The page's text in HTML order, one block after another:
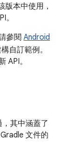
版本中使用，
。
參閱 Android
自訂範例。
API。
其中涵蓋了
文件的